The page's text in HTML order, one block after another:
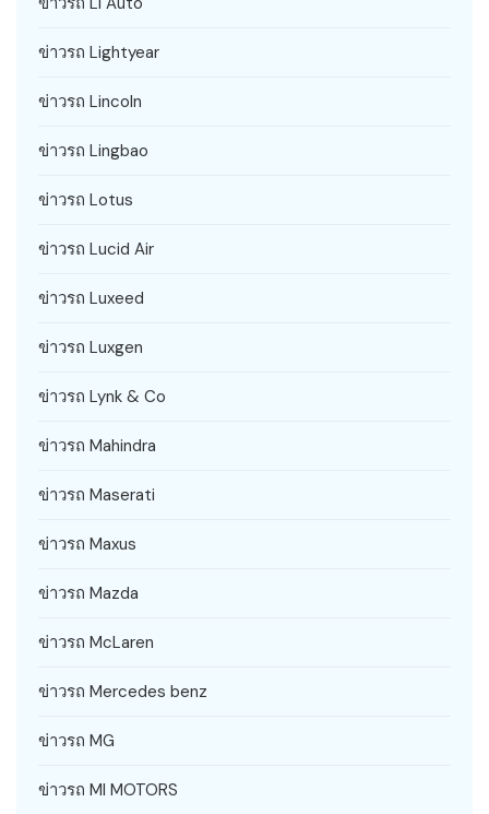
ข่าวรถ Lightyear
ข่าวรถ Lincoln
ข่าวรถ Lingbao
ข่าวรถ Lotus
ข่าวรถ Lucid Air
ข่าวรถ Luxeed
ข่าวรถ Luxgen
ข่าวรถ Lynk & Co
ข่าวรถ Mahindra
ข่าวรถ Maserati
ข่าวรถ Maxus
ข่าวรถ Mazda
ข่าวรถ McLaren
ข่าวรถ Mercedes benz
ข่าวรถ MG
ข่าวรถ MI MOTORS